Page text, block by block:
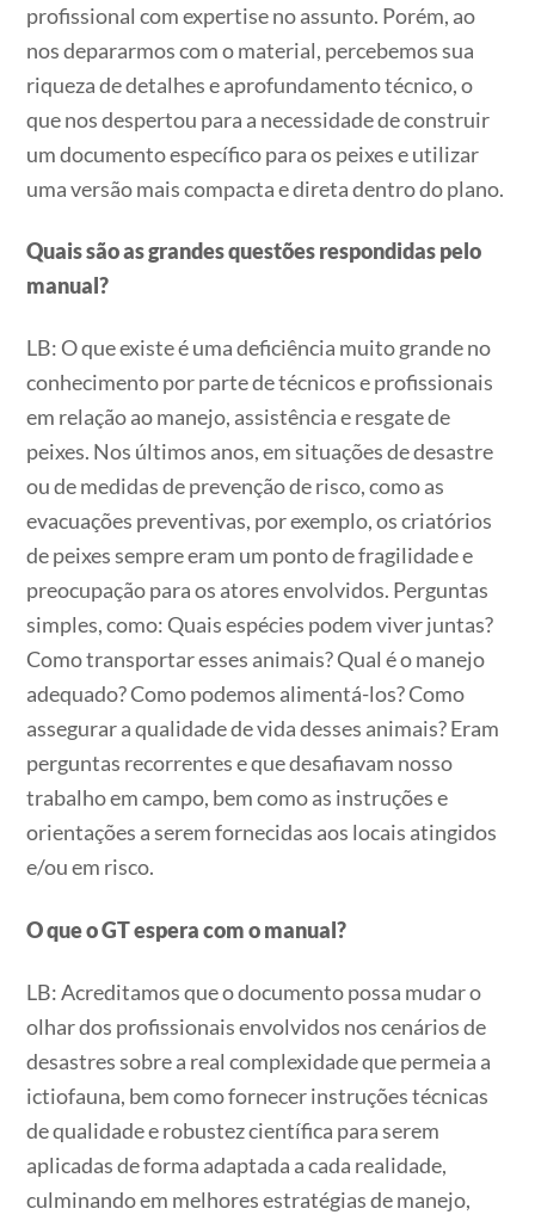
profissional com expertise no assunto. Porém, ao
nos depararmos com o material, percebemos sua
riqueza de detalhes e aprofundamento técnico, o
que nos despertou para a necessidade de construir
um documento específico para os peixes e utilizar
uma versão mais compacta e direta dentro do plano.
Quais são as grandes questões respondidas pelo
manual?
LB: O que existe é uma deficiência muito grande no
conhecimento por parte de técnicos e profissionais
em relação ao manejo, assistência e resgate de
peixes. Nos últimos anos, em situações de desastre
ou de medidas de prevenção de risco, como as
evacuações preventivas, por exemplo, os criatórios
de peixes sempre eram um ponto de fragilidade e
preocupação para os atores envolvidos. Perguntas
simples, como: Quais espécies podem viver juntas?
Como transportar esses animais? Qual é o manejo
adequado? Como podemos alimentá-los? Como
assegurar a qualidade de vida desses animais? Eram
perguntas recorrentes e que desafiavam nosso
trabalho em campo, bem como as instruções e
orientações a serem fornecidas aos locais atingidos
e/ou em risco.
O que o GT espera com o manual?
LB: Acreditamos que o documento possa mudar o
olhar dos profissionais envolvidos nos cenários de
desastres sobre a real complexidade que permeia a
ictiofauna, bem como fornecer instruções técnicas
de qualidade e robustez científica para serem
aplicadas de forma adaptada a cada realidade,
culminando em melhores estratégias de manejo,